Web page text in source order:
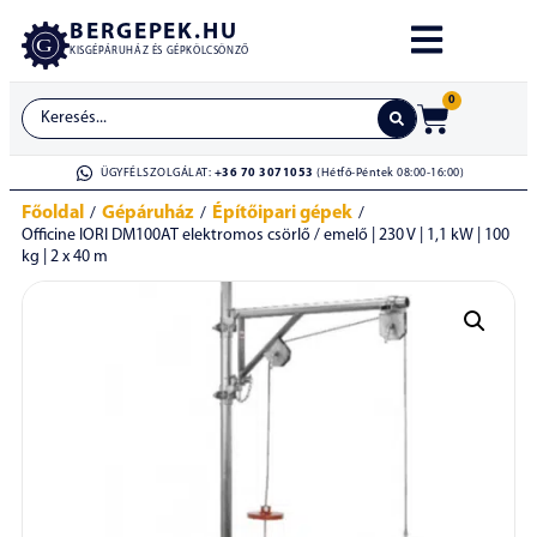
BERGEPEK.HU
KISGÉPÁRUHÁZ ÉS GÉPKÖLCSÖNZŐ
0
ÜGYFÉLSZOLGÁLAT: +36 70 3071053 (Hétfő-Péntek 08:00-16:00)
Főoldal / Gépáruház / Építőipari gépek /
Officine IORI DM100AT elektromos csörlő / emelő | 230 V | 1,1 kW | 100
kg | 2 x 40 m